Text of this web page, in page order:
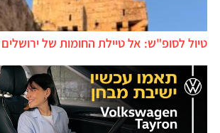
טיול לסופ"ש: אל טיילת החומות של